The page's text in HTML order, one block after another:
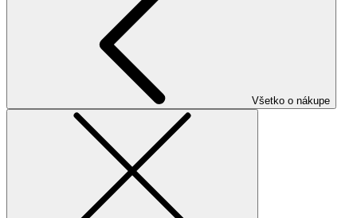
Všetko o nákupe